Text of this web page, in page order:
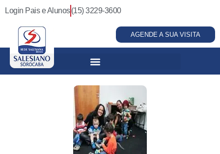
Login Pais e Alunos (15) 3229-3600
AGENDE A SUA VISITA